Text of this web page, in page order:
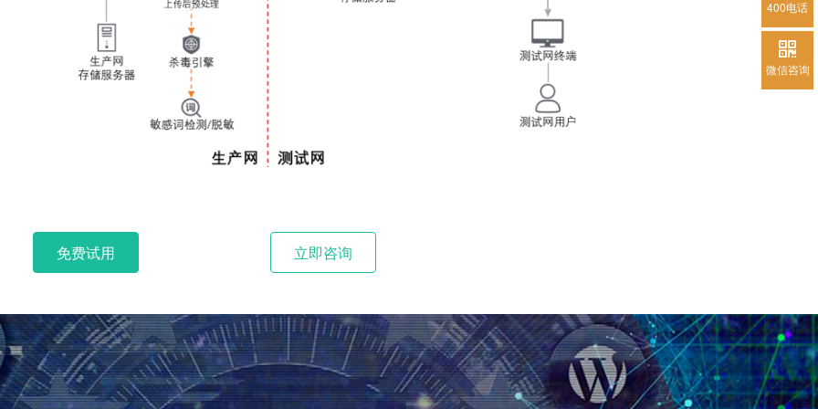
免费试用 立即咨询
400电话
微信咨询